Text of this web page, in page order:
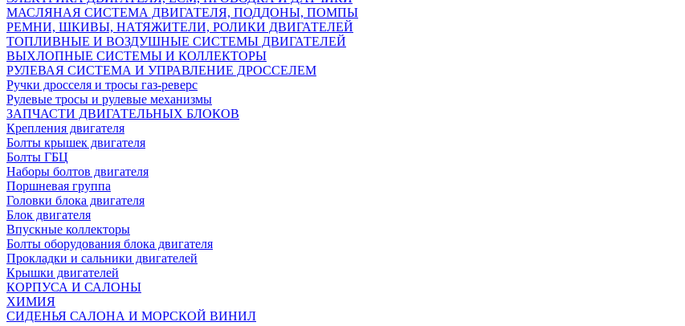
МАСЛЯНАЯ СИСТЕМА ДВИГАТЕЛЯ, ПОДДОНЫ, ПОМПЫ
РЕМНИ, ШКИВЫ, НАТЯЖИТЕЛИ, РОЛИКИ ДВИГАТЕЛЕЙ
ТОПЛИВНЫЕ И ВОЗДУШНЫЕ СИСТЕМЫ ДВИГАТЕЛЕЙ
ВЫХЛОПНЫЕ СИСТЕМЫ И КОЛЛЕКТОРЫ
РУЛЕВАЯ СИСТЕМА И УПРАВЛЕНИЕ ДРОССЕЛЕМ
Ручки дросселя и тросы газ-реверс
Рулевые тросы и рулевые механизмы
ЗАПЧАСТИ ДВИГАТЕЛЬНЫХ БЛОКОВ
Крепления двигателя
Болты крышек двигателя
Болты ГБЦ
Наборы болтов двигателя
Поршневая группа
Головки блока двигателя
Блок двигателя
Впускные коллекторы
Болты оборудования блока двигателя
Прокладки и сальники двигателей
Крышки двигателей
КОРПУСА И САЛОНЫ
ХИМИЯ
СИДЕНЬЯ САЛОНА И МОРСКОЙ ВИНИЛ